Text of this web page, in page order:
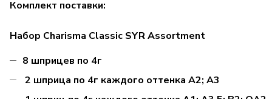
Комплект поставки:
Набор Charisma Classic SYR Assortment
8 шприцев по 4г
2 шприца по 4г каждого оттенка A2; A3